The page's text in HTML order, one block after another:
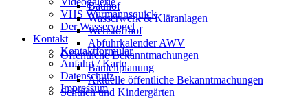
VHS Wurmannsquick
Der Wasservogel
Kontakt
Kontaktformular
Anfahrt / Karte
Datenschutz
Impressum
Bauhof
Wasserwerk & Kläranlagen
Wertstoffhof
Abfuhrkalender AWV
Öffentliche Bekanntmachungen
Bauleitplanung
Aktuelle öffentliche Bekanntmachungen
Schulen und Kindergärten